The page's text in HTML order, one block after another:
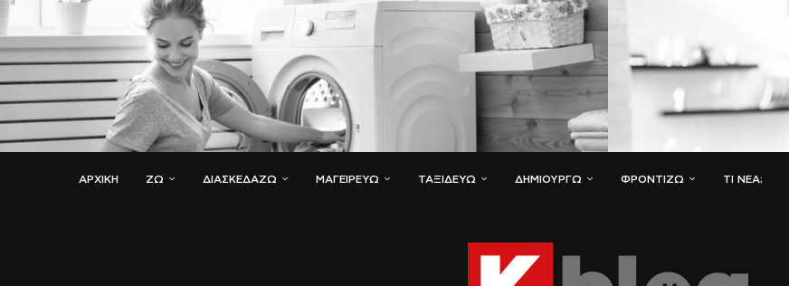
ΑΡΧΙΚΗ ΖΏ ΔΙΑΣΚΕΔΆΖΩ ΜΑΓΕΙΡΕΎΩ ΤΑΞΙΔΕΎΩ ΔΗΜΙΟΥΡΓΏ ΦΡΟΝΤΊΖΩ ΤΙ ΝΈΑ;